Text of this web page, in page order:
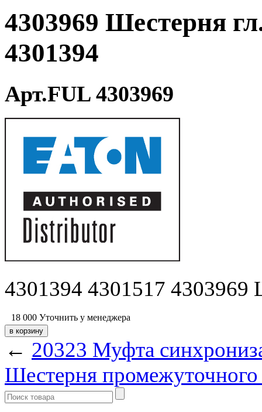
4303969 Шестерня
4301394
Арт.FUL 4303969
4301394 4301517
18 000 Уточнить у менеджера
← 20323 Муфта
Шестерня